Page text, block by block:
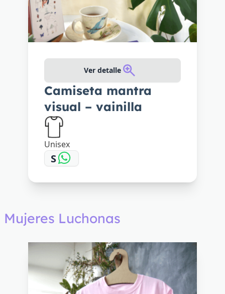
Ver detalle
Camiseta mantra
visual – vainilla
Unisex
S
Mujeres Luchonas